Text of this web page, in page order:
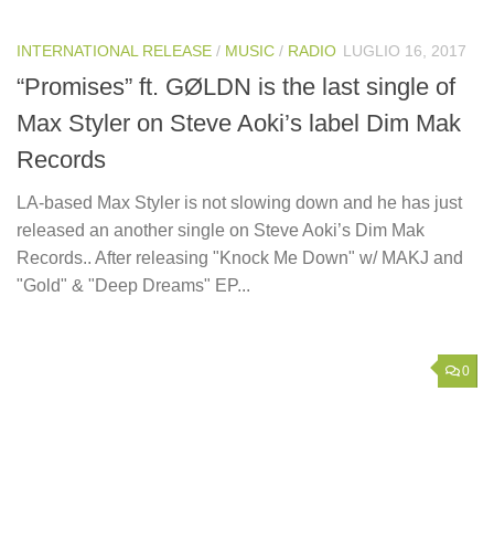
INTERNATIONAL RELEASE / MUSIC / RADIO LUGLIO 16, 2017
“Promises” ft. GØLDN is the last single of
Max Styler on Steve Aoki’s label Dim Mak
Records
LA-based Max Styler is not slowing down and he has just
released an another single on Steve Aoki’s Dim Mak
Records.. After releasing "Knock Me Down" w/ MAKJ and
"Gold" & "Deep Dreams" EP...
0